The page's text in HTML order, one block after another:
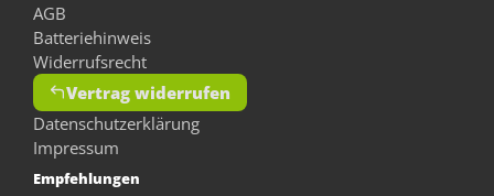
AGB
Batteriehinweis
Widerrufsrecht
Vertrag widerrufen
Datenschutzerklärung
Impressum
Empfehlungen